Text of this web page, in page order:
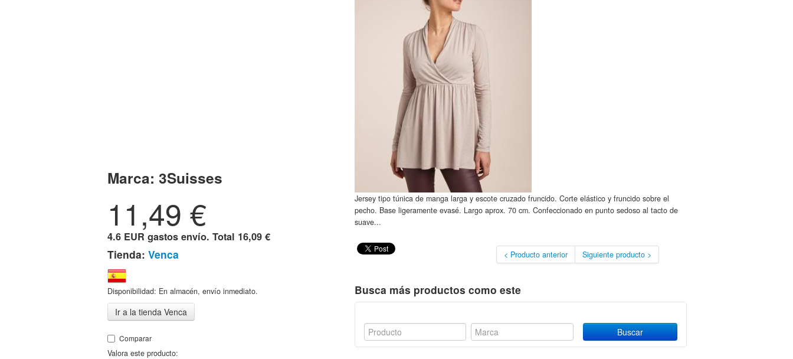
Marca: 3Suisses
11,49 €
4.6 EUR gastos envío. Total 16,09 €
Tienda: Venca
Disponibilidad: En almacén, envío inmediato.
Ir a la tienda Venca
Comparar
Valora este producto:
Jersey tipo túnica de manga larga y escote cruzado fruncido. Corte elástico y fruncido sobre el
pecho. Base ligeramente evasé. Largo aprox. 70 cm. Confeccionado en punto sedoso al tacto de
suave...
< Producto anterior Siguiente producto >
Busca más productos como este